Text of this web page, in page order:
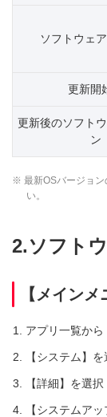
ソフトウェ
更新開
更新後のソフト
ン
※ 最新OSバージョン
い。
2.ソフト
【メイン
アプリ一覧か
【システム】を
【詳細】を選択
【システムア